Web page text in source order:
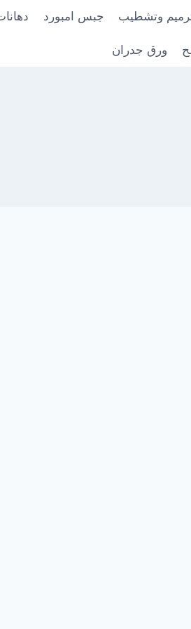
وتشطيب جبس امبورد
ورق جدران